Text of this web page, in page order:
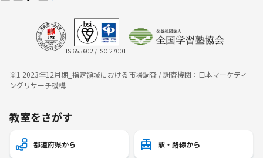
IS 655602 / ISO 27001
※1 2023年12月期_指定領域における市場調査 / 調査機関：日本マーケティ
ングリサーチ機構
教室をさがす
都道府県から 駅・路線から